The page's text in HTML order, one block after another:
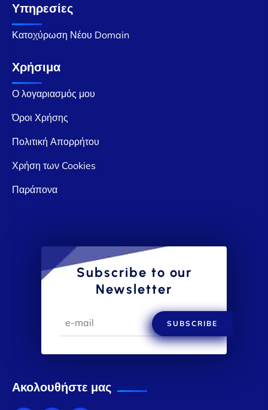
Υπηρεσίες
Κατοχύρωση Νέου Domain
Χρήσιμα
Ο λογαριασμός μου
Όροι Χρήσης
Πολιτική Απορρήτου
Χρήση των Cookies
Παράπονα
Subscribe to our
Newsletter
SUBSCRIBE
Ακολουθήστε μας